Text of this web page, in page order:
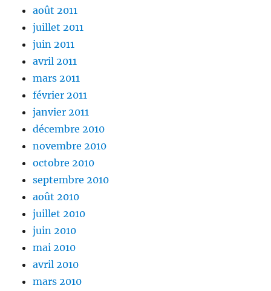
août 2011
juillet 2011
juin 2011
avril 2011
mars 2011
février 2011
janvier 2011
décembre 2010
novembre 2010
octobre 2010
septembre 2010
août 2010
juillet 2010
juin 2010
mai 2010
avril 2010
mars 2010